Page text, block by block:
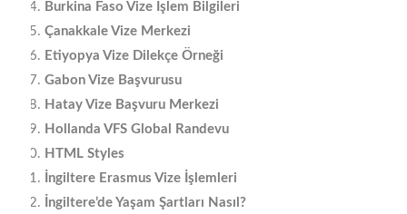
Burkina Faso Vize İşlem Bilgileri
Çanakkale Vize Merkezi
Etiyopya Vize Dilekçe Örneği
Gabon Vize Başvurusu
Hatay Vize Başvuru Merkezi
Hollanda VFS Global Randevu
HTML Styles
İngiltere Erasmus Vize İşlemleri
İngiltere’de Yaşam Şartları Nasıl?